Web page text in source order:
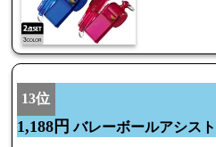
13位
1,188円 バレーボールアシス